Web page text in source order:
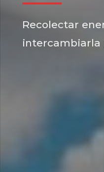
Recolectar
intercambiarla